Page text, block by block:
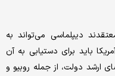
دیپلماسی می‌تواند به
باید برای دستیابی به آن
ارشد دولت، از جمله روبیو و